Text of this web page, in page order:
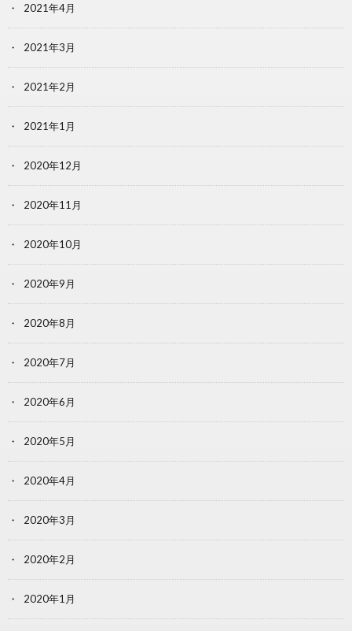
2021年4月
2021年3月
2021年2月
2021年1月
2020年12月
2020年11月
2020年10月
2020年9月
2020年8月
2020年7月
2020年6月
2020年5月
2020年4月
2020年3月
2020年2月
2020年1月